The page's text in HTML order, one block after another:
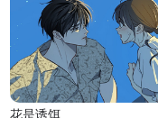
花是诱饵